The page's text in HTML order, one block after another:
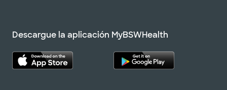
Descargue la aplicación MyBSWHealth